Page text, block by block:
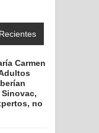
Recientes
Carmen
no